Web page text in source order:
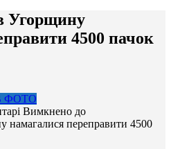
Угорщину
4500 пачок
ФОТО
Вимкнено до
намагалися переправити 4500